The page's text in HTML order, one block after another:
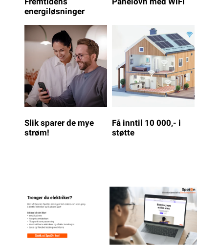
energiløsninger
Slik sparer de mye
strøm!
Få inntil 10 000,- i
støtte